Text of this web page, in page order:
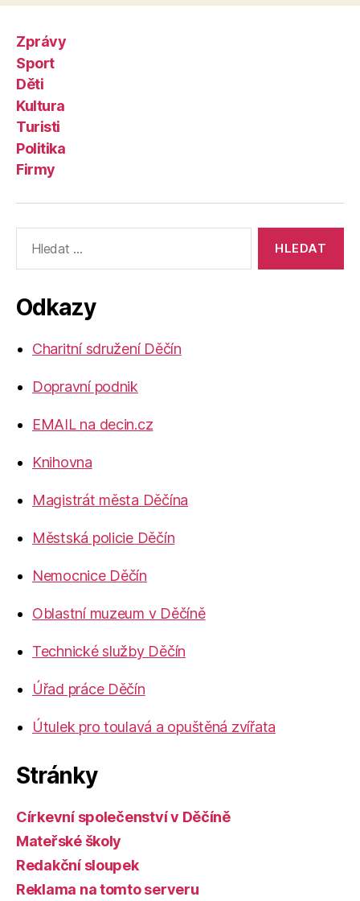
Zprávy
Sport
Děti
Kultura
Turisti
Politika
Firmy
vyhledávání:
Odkazy
Charitní sdružení Děčín
Dopravní podnik
EMAIL na decin.cz
Knihovna
Magistrát města Děčína
Městská policie Děčín
Nemocnice Děčín
Oblastní muzeum v Děčíně
Technické služby Děčín
Úřad práce Děčín
Útulek pro toulavá a opuštěná zvířata
Stránky
Církevní společenství v Děčíně
Mateřské školy
Redakční sloupek
Reklama na tomto serveru